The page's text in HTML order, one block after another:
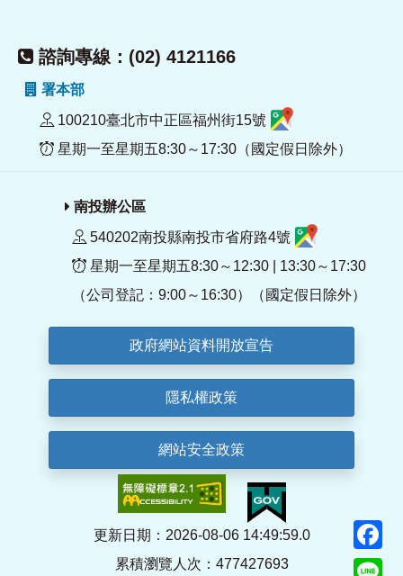
諮詢專線：(02) 4121166
署本部
100210臺北市中正區福州街15號
星期一至星期五8:30～17:30（國定假日除外）
南投辦公區
540202南投縣南投市省府路4號
星期一至星期五8:30～12:30 | 13:30～17:30
（公司登記：9:00～16:30）（國定假日除外）
政府網站資料開放宣告
隱私權政策
網站安全政策
更新日期：2026-08-06 14:49:59.0
累積瀏覽人次：477427693